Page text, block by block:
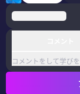
コメントをして学び